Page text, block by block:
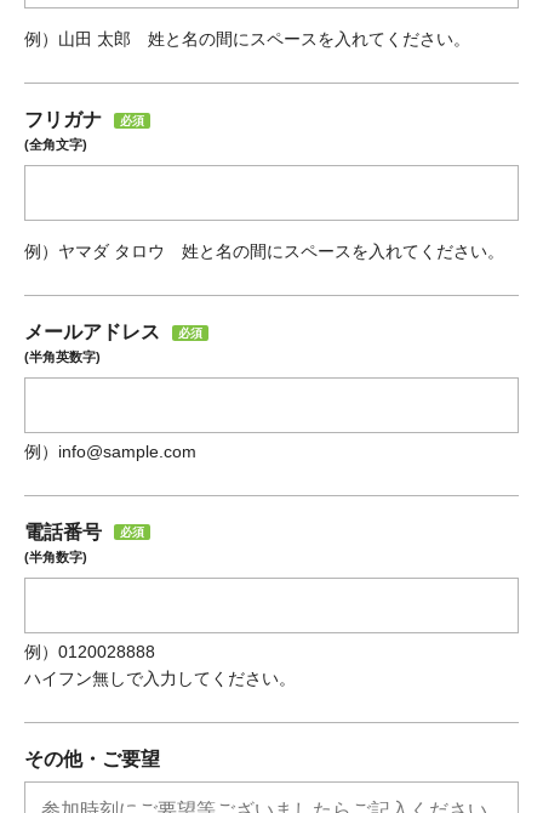
例）山田 太郎 姓と名の間にスペースを入れてください。
フリガナ
(全角文字)
必須
例）ヤマダ タロウ 姓と名の間にスペースを入れてください。
メールアドレス
(半角英数字)
必須
例）info@sample.com
電話番号
(半角数字)
必須
例）0120028888
ハイフン無しで入力してください。
その他・ご要望